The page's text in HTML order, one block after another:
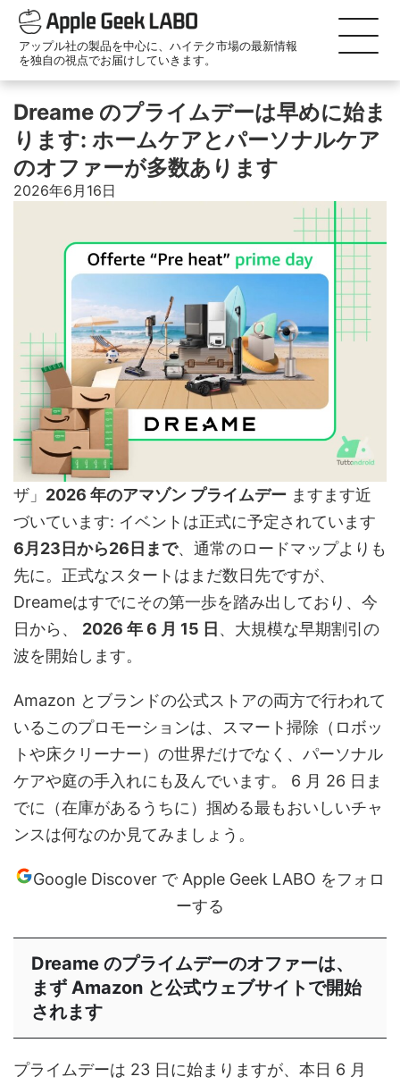
アップル社の製品を中心に、ハイテク市場の最新情報
を独自の視点でお届けしていきます。
Dreame のプライムデーは早めに始ま
ります: ホームケアとパーソナルケア
のオファーが多数あります
2026年6月16日
ザ」 2026 年のアマゾン プライムデー ますます近
づいています: イベントは正式に予定されています
6月23日から26日まで、通常のロードマップよりも
先に。正式なスタートはまだ数日先ですが、
Dreameはすでにその第一歩を踏み出しており、今
日から、 2026 年 6 月 15 日、大規模な早期割引の
波を開始します。
Amazon とブランドの公式ストアの両方で行われて
いるこのプロモーションは、スマート掃除（ロボッ
トや床クリーナー）の世界だけでなく、パーソナル
ケアや庭の手入れにも及んでいます。 6 月 26 日ま
でに（在庫があるうちに）掴める最もおいしいチャ
ンスは何なのか見てみましょう。
Google Discover で Apple Geek LABO をフォロ
ーする
Dreame のプライムデーのオファーは、
まず Amazon と公式ウェブサイトで開始
されます
プライムデーは 23 日に始まりますが、本日 6 月